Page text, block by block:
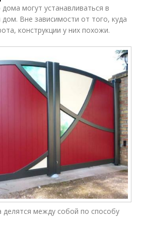
могут устанавливаться в
Вне зависимости от того, куда
конструкции у них похожи.
делятся между собой по способу